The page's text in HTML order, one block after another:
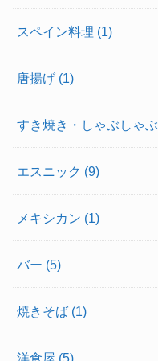
スペイン料理 (1)
唐揚げ (1)
すき焼き・しゃぶしゃぶ
エスニック (9)
メキシカン (1)
バー (5)
焼きそば (1)
洋食屋 (5)